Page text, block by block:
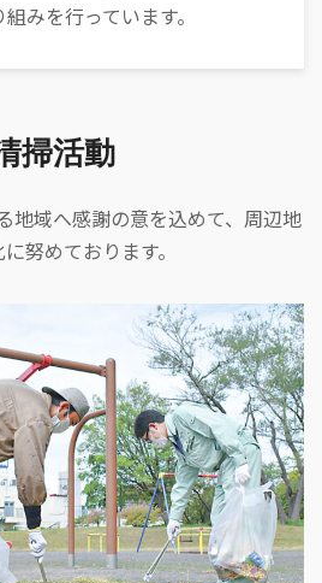
みを行っています。
掃活動
地域へ感謝の意を込めて、周辺地
努めております。